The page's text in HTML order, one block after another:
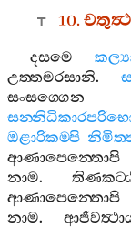
10.
දසමෙ
උත‍්තමරසානි.
සංසග‍්ගෙන
ඔළාරිකම‍්පි
ආණාපෙන‍්තොපි
නාම.
ආණාපෙන‍්තොපි
නාම.